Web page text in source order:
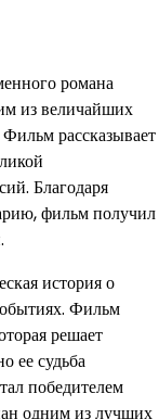
романа
из величайших
рассказывает
Благодаря
фильм получил
история о
Фильм
решает
ее судьба
победителем
одним из лучших